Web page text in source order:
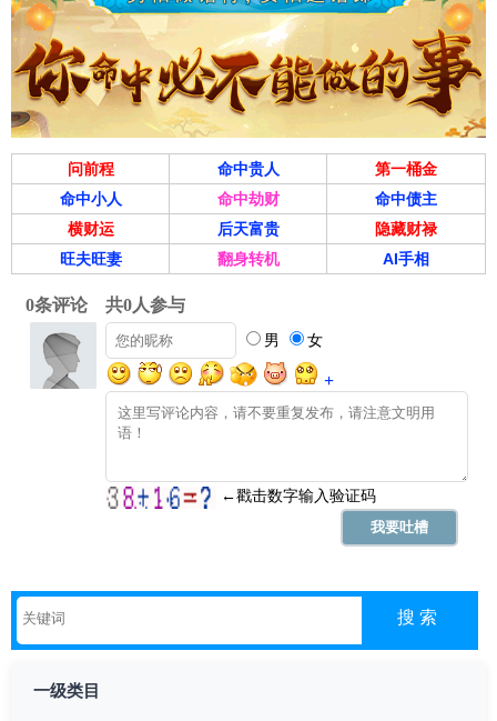
二、 基本面分析
总体判断： 基本面稳健，作为上海自贸区临港新片区的开发
主体，核心资产价值突出，长期受益于国家战略。但短期业
绩增长受宏观经济及区域开发进度影响，呈现平稳态势。
核心优势与机遇：
战略地位独一无二： 公司是上海自贸区临港新片区核心开发
商，深度绑定国家最高级别开放战略。随着新片区在集成电
持有的优质土地和物业资产将长期增值。
业务模式稳健： 主营业务包括园区开发、物业销售与租赁，
现金流相对稳定。围绕园区企业的配套服务（如物流、投
资）正在成为新的增长点。
资产质量优异： 公司在临港区域拥有大量低成本土地储备，
这些资产的重估价值极高，为公司提供了深厚的安全垫和未
问前程 命中贵人
第一桶金
命中小人
命中劫财
命中债主
横财运
后天富贵
隐藏财禄
旺夫旺妻
翻身转机 AI手相
一级类目